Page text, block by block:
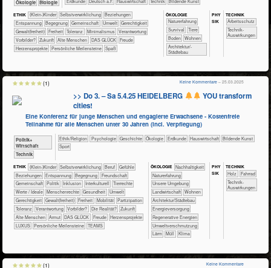
​​​​​​​Ökologie ​​​​​​Biologie ​​​​​Erdkunde ​​​Deutsch a.F. ​Haus­wirtschaft ​Technik Bildende Kunst
ETHIK (Klein-)Kinder ​​​​​​​​​​​​​​​​​​​​​​​​​​​​​​​​​​​​​​​​Selbst­verwirklichung
​​​​​​​​​​​​​Beziehungen
​​​​​​​​​​​​​Entspannung
​​​​​​​​​​​​Begegnung ​​​​​​​​​​Gemeinschaft ​​​​​Umwelt
​​​​Gerechtigkeit
​​​​Gewalt(freiheit)
​​​Freiheit ​​​Toleranz ​​Minimalismus
​​Verantwortung
​​Vorbilder?
​Zukunft Alte Menschen DAS GLÜCK
Freude
Herzensprojekte
Persönliche Meilensteine Spaß
ÖKO​LOGIE
​​​​​​​​​​​​​Naturerfahrung
​​​​​​​​​​​​Survival
​​​​​​​​Tiere
​​​​​Boden
​​​​Wohnen
​​​Architektur/­
Städtebau
PHY​
SIK
TECH​NIK
​​​​​​Arbeitsschutz
​​​​​​Technik-
Auswirkungen
>> Do 3. – Sa 5.4.25 HEIDELBERG
YOU transform
cities!
Eine Konferenz für junge Menschen und engagierte Erwachsene - Kostenfreie
Teilnahme für alle Menschen unter 30 Jahren (incl. Verpflegung)
​​​​​​​​​Politik+​
Wirtschaft
​Technik
​​​​​​​​​​Ethik/​Religion ​​​​​​​​​​Psychologie ​​​​​​​​Geschichte ​​​​​​​​Ökologie ​​​​​Erdkunde ​Haus­wirtschaft
Bildende Kunst
Sport
ETHIK (Klein-)Kinder ​​​​​​​​​​​​​​​​​​​​​​​​​​​​​​​​​​​​​​​​Selbst­verwirklichung ​​​​​​​​​​​​​​​Beruf
​​​​​​​​​​​​​​​Gefühle
​​​​​​​​​​​​​Beziehungen
​​​​​​​​​​​​​Entspannung ​​​​​​​​​​​​Begegnung
​​​​​​​​​​​​Freundschaft
​​​​​​​​​​Gemeinschaft
​​​​​​​​​Politik ​​​​​​​​Inklusion ​​​​​​​​Interkulturell
​​​​​​​​Tierrechte
​​​​​​​​Werte / Ideale
​​​​​​​Menschenrechte ​​​​​​Gesundheit
​​​​​Umwelt
​​​​Gerechtigkeit
​​​​Gewalt(freiheit) ​​​Freiheit ​​​Mobilität
​​​Partizipation
​​​Toleranz
​​Verantwortung ​​Vorbilder? ​Die Realität?
​Zukunft
Alte Menschen
Armut DAS GLÜCK Freude
Herzensprojekte
LUXUS
Persönliche Meilensteine TEAMS
ÖKO​LOGIE ​​​​​​​​​​​​​​​Nachhaltigkeit
​​​​​​​​​​​​​Naturerfahrung
​​​​​​​​​​​​​Unsere Umgebung
​​​​​Landwirtschaft
​​​​Wohnen
​​​Architektur/­Städtebau
​​​Energieversorgung
​​​Regenerative Energien
​​Umweltverschmutzung
​Lärm
​Müll Klima
PHY​
SIK
TECH​NIK
​​​​​​​​Holz
​​​​​​​Fahrrad
​​​​​​Technik-
Auswirkungen
Keine Kommentare – 25.03.2025
(1)
Keine Kommentare
(1)